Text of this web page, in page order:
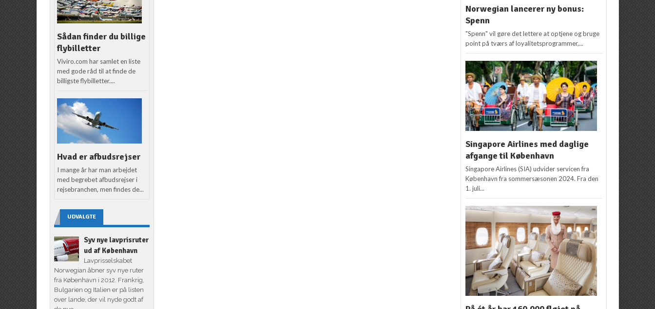
Sådan finder du billige
flybilletter
Viviro.com har samlet en liste
med gode råd til at finde de
billigste flybilletter....
Hvad er afbudsrejser
I mange år har man arbejdet
med begrebet afbudsrejser i
rejsebranchen, men findes de...
UDVALGTE
Syv nye lavprisruter
ud af København
Lavprisselskabet
Norwegian åbner syv nye ruter
fra København i 2012. Frankrig,
Bulgarien og Italien er på listen
over lande, der vil nyde godt af
Norwegian lancerer ny bonus:
Spenn
"Spenn" vil gøre det lettere at optjene og bruge
point på tværs af loyalitetsprogrammer,...
Singapore Airlines med daglige
afgange til København
Singapore Airlines (SIA) udvider servicen fra
København fra sommersæsonen 2024. Fra den
1. juli...